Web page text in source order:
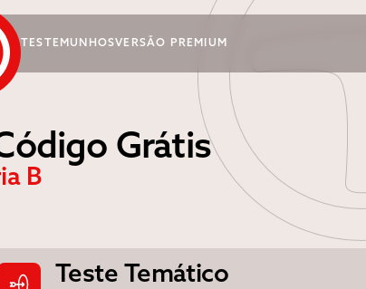
TESTEMUNHOSVERSÃO PREMIUM
Grátis
B
Teste Temático